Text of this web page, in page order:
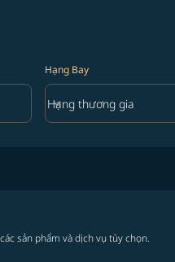
Hạng Bay
Hạng Bay option Hạng
Hạng thương gia
keyboard_arrow_down
sản phẩm và dịch vụ tùy chọn.